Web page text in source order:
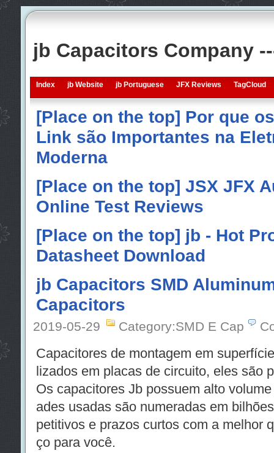
jb Capacitors Company
Index jb Website jb Portuguese JFX Reviews TagCloud
[Place on the top] Por que
Link são Importantes na
Moderna
[Place on the top] JSX JFX
Online Test Reviews
[Place on the top] jb - Hot
Datasheet Download
jb Capacitors SMD
Capacitors
2019-05-29 Category:SMD E Cap
Capacitores de montagem em
lizados em placas de circuito, eles são
Os capacitores Jb possuem alto
ades usadas são numeradas em
petitivos e prazos curtos com a melhor
ço para você.